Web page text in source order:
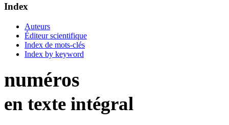
Index
Auteurs
Éditeur scientifique
Index de mots-clés
Index by keyword
numéros
en texte intégral